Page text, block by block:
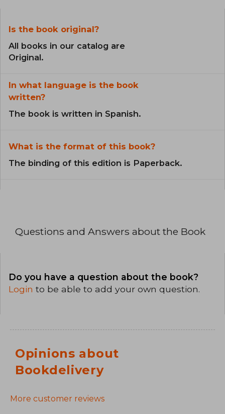
Is the book original?
All books in our catalog are
Original.
In what language is the book
written?
The book is written in Spanish.
What is the format of this book?
The binding of this edition is Paperback.
Questions and Answers about the Book
Do you have a question about the book?
Login to be able to add your own question.
Opinions about
Bookdelivery
More customer reviews